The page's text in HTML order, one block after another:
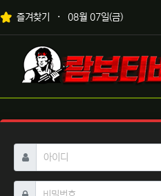
상단 네비
즐겨찾기 08월 07일(금)
메인 메뉴
로고
아이디 필수
비밀번호필수